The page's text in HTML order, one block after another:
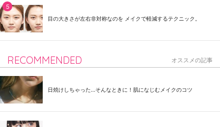
目の大きさが左右非対称なのを メイクで軽減するテクニック。
RECOMMENDED オススメの記事
日焼けしちゃった...そんなときに！肌になじむメイクのコツ